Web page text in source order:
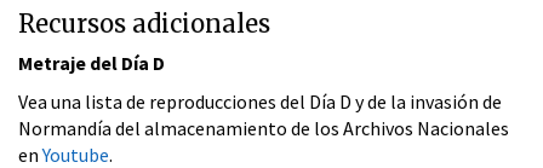
Recursos adicionales
Metraje del Día D
Vea una lista de reproducciones del Día D y de la invasión de
Normandía del almacenamiento de los Archivos Nacionales
enYoutube.